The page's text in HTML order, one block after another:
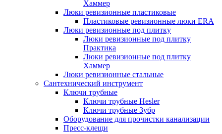
Хаммер
Люки ревизионные пластиковые
Пластиковые ревизионные люки ERA
Люки ревизионные под плитку
Люки ревизионные под плитку
Практика
Люки ревизионные под плитку
Хаммер
Люки ревизионные стальные
Сантехнический инструмент
Ключи трубные
Ключи трубные Hesler
Ключи трубные Зубр
Оборудование для прочистки канализации
Пресс-клещи